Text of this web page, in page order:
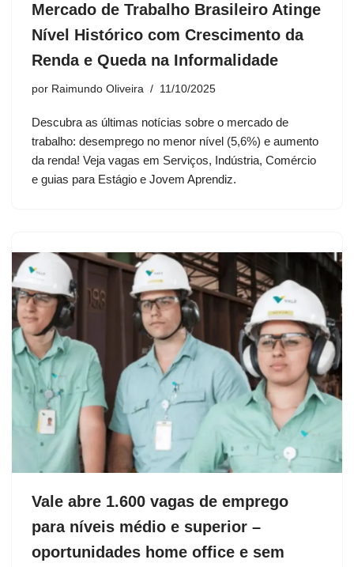
Mercado de Trabalho Brasileiro Atinge
Nível Histórico com Crescimento da
Renda e Queda na Informalidade
por Raimundo Oliveira 11/10/2025
Descubra as últimas notícias sobre o mercado de
trabalho: desemprego no menor nível (5,6%) e aumento
da renda! Veja vagas em Serviços, Indústria, Comércio
e guias para Estágio e Jovem Aprendiz.
Vale abre 1.600 vagas de emprego
para níveis médio e superior –
oportunidades home office e sem